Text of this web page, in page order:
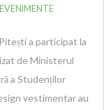
EVENIMENTE
a participat la
de Ministerul
a Studenților
vestimentar au